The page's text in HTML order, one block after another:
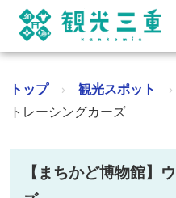
トップ › 観光スポット ›
トレーシングカーズ
【まちかど博物館】